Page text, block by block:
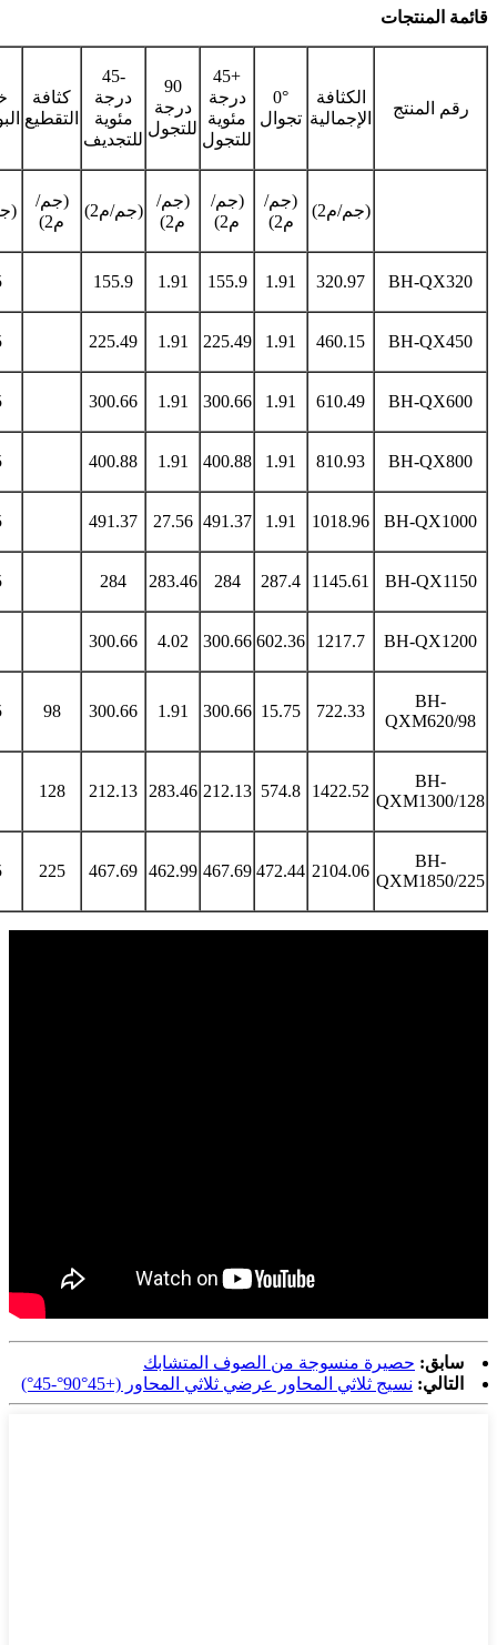
قائمة المنتجات
رقم المنتج
الكثافة
الإجمالية
0°
تجوال
+45
درجة
مئوية
للتجول
90
درجة
للتجول
-45
درجة
مئوية
للتجديف
كثافة
التقطيع
(جم/م2)
(جم/
م2)
(جم/
م2)
(جم/
م2)
(جم/م2)
(جم/
م2)
BH-QX320
320.97
1.91
155.9
1.91
155.9
BH-QX450
460.15
1.91
225.49
1.91
225.49
BH-QX600
610.49
1.91
300.66
1.91
300.66
BH-QX800
810.93
1.91
400.88
1.91
400.88
BH-QX1000
1018.96
1.91
491.37
27.56
491.37
BH-QX1150
1145.61
287.4
284
283.46
284
BH-QX1200
1217.7
602.36
300.66
4.02
300.66
BH-
QXM620/98
722.33
15.75
300.66
1.91
300.66
98
BH-
QXM1300/128
1422.52
574.8
212.13
283.46
212.13
128
BH-
QXM1850/225
2104.06
472.44
467.69
462.99
467.69
225
سابق: حصيرة منسوجة من الصوف المتشابك
التالي: نسيج ثلاثي المحاور عرضي ثلاثي المحاور (+45°90°-45°)